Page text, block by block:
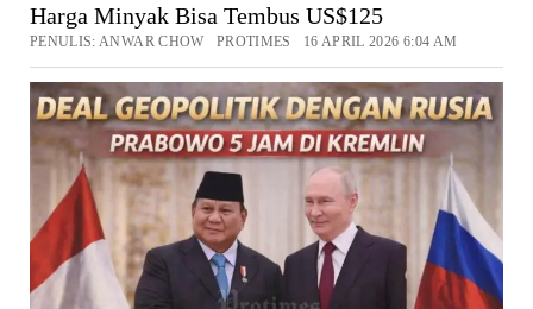
Harga Minyak Bisa Tembus US$125
PENULIS: ANWAR CHOW PROTIMES 16 APRIL 2026 6:04 AM